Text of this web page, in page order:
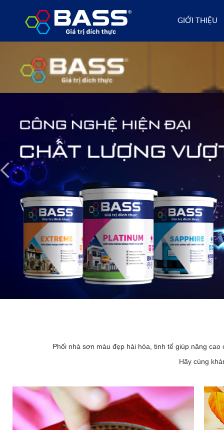
GIỚI THIỆU
Phối nhà sơn màu đẹp hài hòa, tinh tế giúp nâng
Hãy cùng